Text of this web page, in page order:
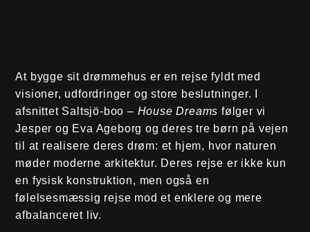
At bygge sit drømmehus er en rejse fyldt med
visioner, udfordringer og store beslutninger. I
afsnittet Saltsjö-boo – House Dreams følger vi
Jesper og Eva Ageborg og deres tre børn på vejen
til at realisere deres drøm: et hjem, hvor naturen
møder moderne arkitektur. Deres rejse er ikke kun
en fysisk konstruktion, men også en
følelsesmæssig rejse mod et enklere og mere
afbalanceret liv.